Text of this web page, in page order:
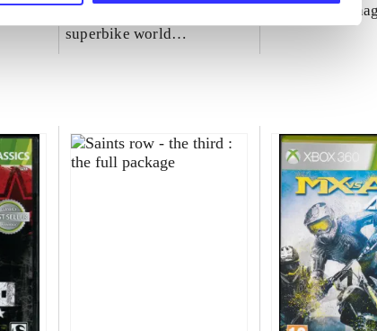
Superbike 2000 : SBK
superbike world
Total club